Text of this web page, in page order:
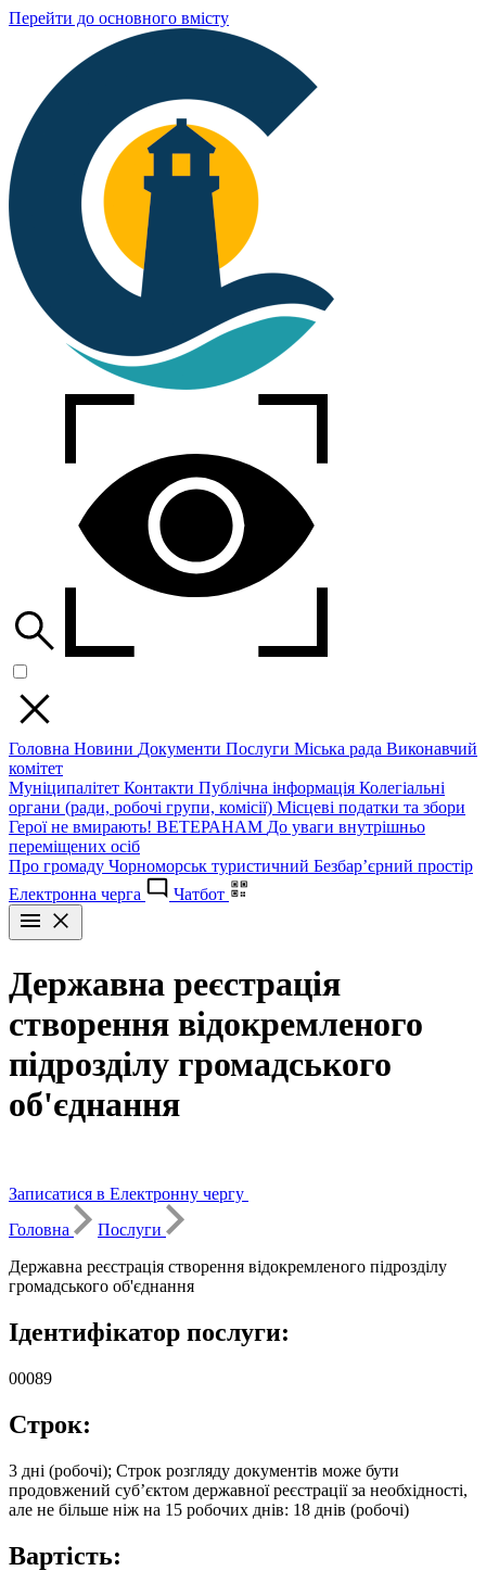
Перейти до основного вмісту
Головна Новини Документи Послуги Міська рада Виконавчий
комітет
Муніципалітет Контакти Публічна інформація Колегіальні
органи (ради, робочі групи, комісії) Місцеві податки та збори
Герої не вмирають! ВЕТЕРАНАМ До уваги внутрішньо
переміщених осіб
Про громаду Чорноморськ туристичний Безбар’єрний простір
Електронна черга
Чатбот
Державна реєстрація
створення відокремленого
підрозділу громадського
об'єднання
Записатися в Електронну чергу
Головна
Послуги
Державна реєстрація створення відокремленого підрозділу
громадського об'єднання
Ідентифікатор послуги:
00089
Строк:
3 дні (робочі); Строк розгляду документів може бути
продовжений суб’єктом державної реєстрації за необхідності,
але не більше ніж на 15 робочих днів: 18 днів (робочі)
Вартість: